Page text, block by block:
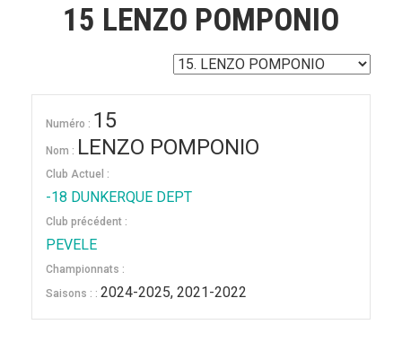
15 LENZO POMPONIO
Numéro : 15
Nom : LENZO POMPONIO
Club Actuel :
-18 DUNKERQUE DEPT
Club précédent :
PEVELE
Championnats :
Saisons : : 2024-2025, 2021-2022